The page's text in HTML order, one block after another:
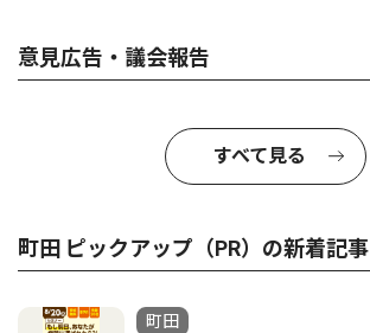
意見広告・議会報告
すべて見る
町田 ピックアップ（PR）の新着記事
町田